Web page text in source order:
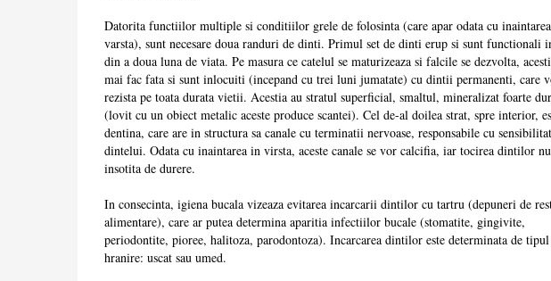
Datorita functiilor multiple si conditiilor grele de folosinta (care apar odata cu
varsta), sunt necesare doua randuri de dinti. Primul set de dinti erup si sunt functionali
din a doua luna de viata. Pe masura ce catelul se maturizeaza si falcile se dezvolta,
mai fac fata si sunt inlocuiti (incepand cu trei luni jumatate) cu dintii permanenti, care
rezista pe toata durata vietii. Acestia au stratul superficial, smaltul, mineralizat foarte dur
(lovit cu un obiect metalic aceste produce scantei). Cel de-al doilea strat, spre interior,
dentina, care are in structura sa canale cu terminatii nervoase, responsabile cu
dintelui. Odata cu inaintarea in virsta, aceste canale se vor calcifia, iar tocirea dintilor
insotita de durere.
In consecinta, igiena bucala vizeaza evitarea incarcarii dintilor cu tartru (depuneri de
alimentare), care ar putea determina aparitia infectiilor bucale (stomatite, gingivite,
periodontite, pioree, halitoza, parodontoza). Incarcarea dintilor este determinata de
hranire: uscat sau umed.